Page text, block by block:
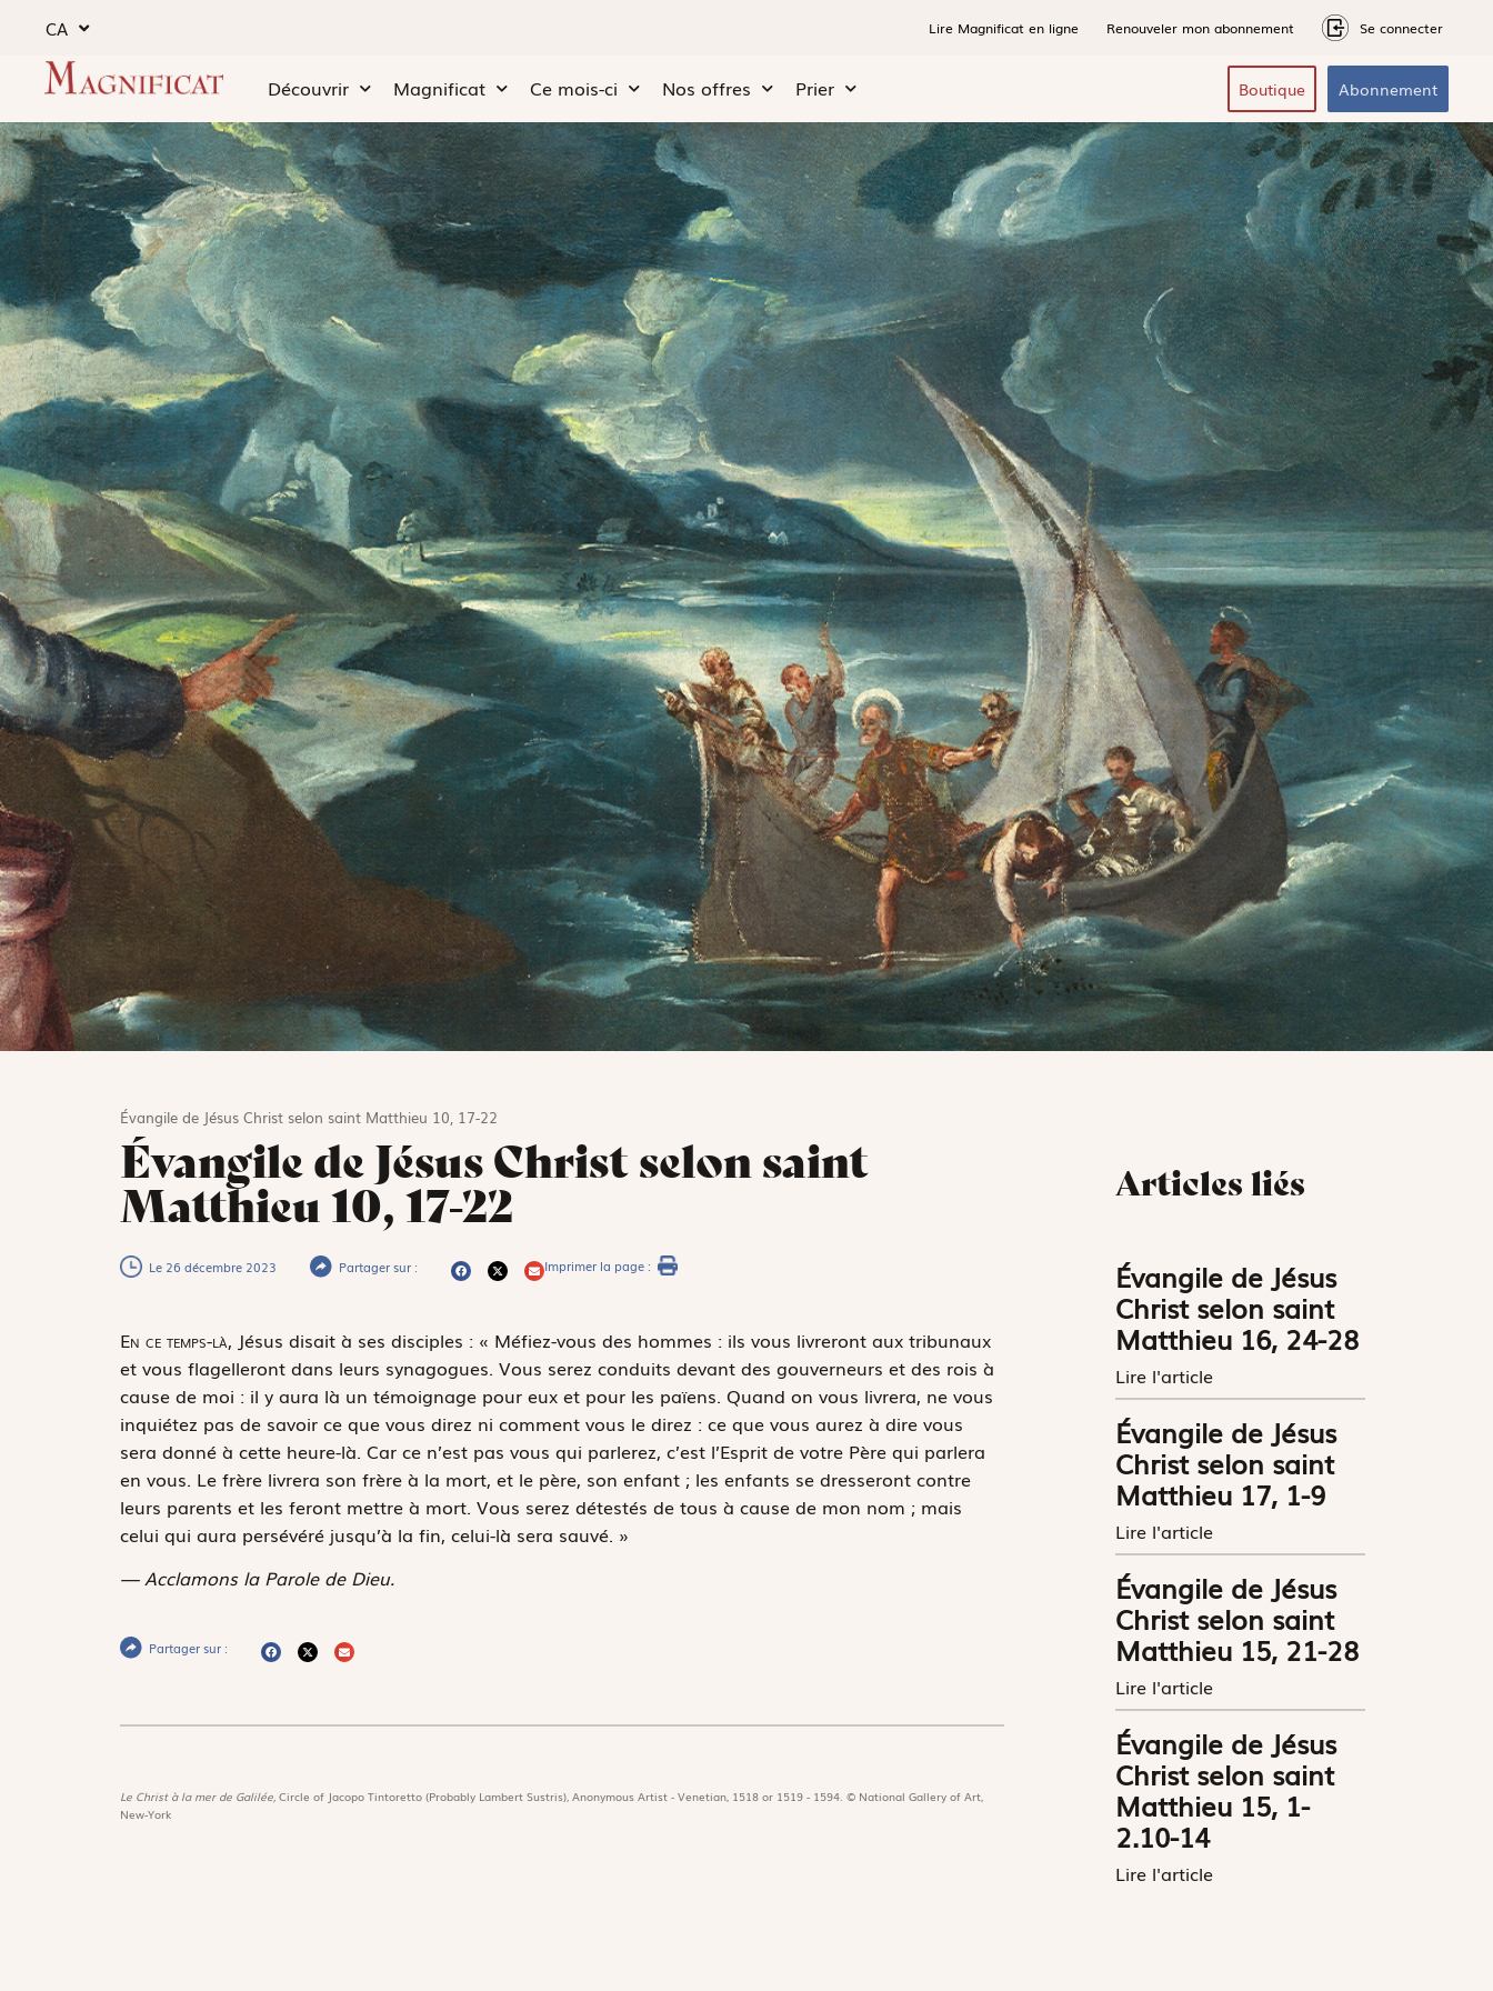
CA Lire Magnificat en ligne Renouveler mon abonnement Se connecter
Découvrir Magnificat Ce mois-ci Nos offres Prier Boutique Abonnement
Évangile de Jésus Christ selon saint Matthieu 10, 17-22
Évangile de Jésus Christ selon saint
Matthieu 10, 17-22
Le 26 décembre 2023 Partager sur : Imprimer la page :
En ce temps-là, Jésus disait à ses disciples : « Méfiez-vous des hommes : ils vous livreront aux tribunaux
et vous flagelleront dans leurs synagogues. Vous serez conduits devant des gouverneurs et des rois à
cause de moi : il y aura là un témoignage pour eux et pour les païens. Quand on vous livrera, ne vous
inquiétez pas de savoir ce que vous direz ni comment vous le direz : ce que vous aurez à dire vous
sera donné à cette heure-là. Car ce n’est pas vous qui parlerez, c’est l’Esprit de votre Père qui parlera
en vous. Le frère livrera son frère à la mort, et le père, son enfant ; les enfants se dresseront contre
leurs parents et les feront mettre à mort. Vous serez détestés de tous à cause de mon nom ; mais
celui qui aura persévéré jusqu’à la fin, celui-là sera sauvé. »
— Acclamons la Parole de Dieu.
Partager sur :
Le Christ à la mer de Galilée, Circle of Jacopo Tintoretto (Probably Lambert Sustris), Anonymous Artist - Venetian, 1518 or 1519 - 1594. © National Gallery of Art,
New-York
Articles liés
Évangile de Jésus
Christ selon saint
Matthieu 16, 24-28
Lire l'article
Évangile de Jésus
Christ selon saint
Matthieu 17, 1-9
Lire l'article
Évangile de Jésus
Christ selon saint
Matthieu 15, 21-28
Lire l'article
Évangile de Jésus
Christ selon saint
Matthieu 15, 1-
2.10-14
Lire l'article